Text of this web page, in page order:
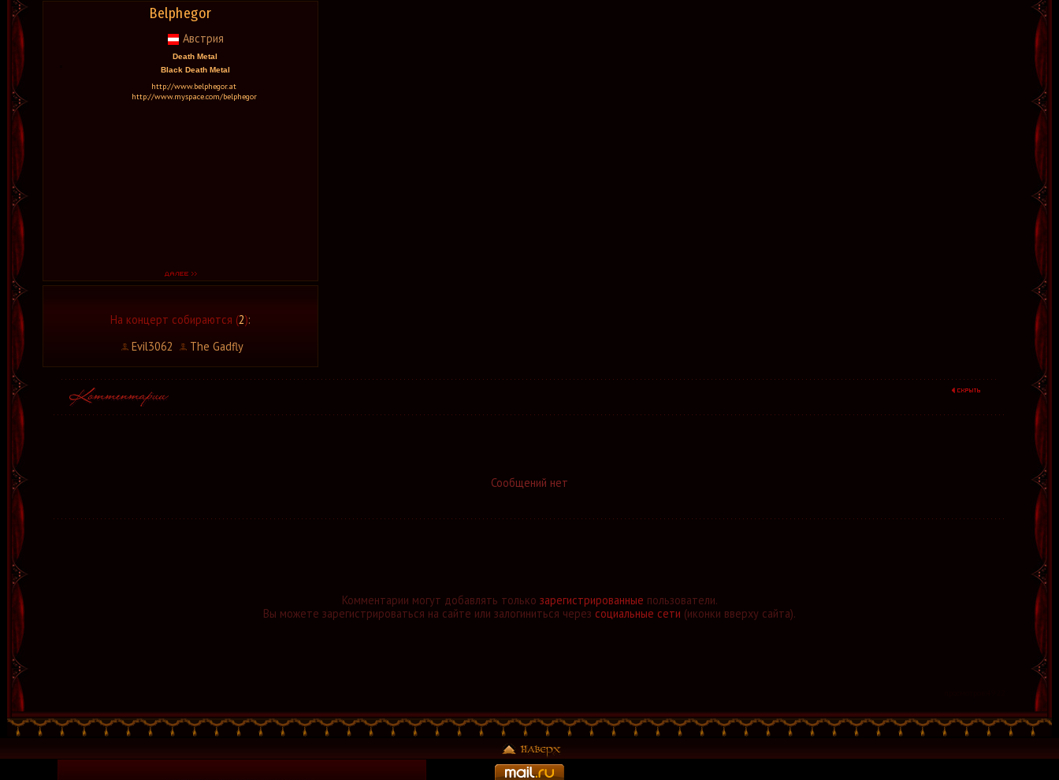
Belphegor
Австрия
Death Metal
Black Death Metal
http://www.belphegor.at
http://www.myspace.com/belphegor
На концерт собираются (2):
Evil3062
The Gadfly
Сообщений нет
Комментарии могут добавлять только зарегистрированные пользователи.
Вы можете зарегистрироваться на сайте или залогиниться через социальные сети (иконки вверху сайта).